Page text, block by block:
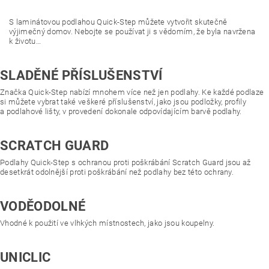
S laminátovou podlahou Quick-Step můžete vytvořit skutečně
výjimečný domov. Nebojte se používat ji s vědomím, že byla navržena
k životu…
SLADĚNÉ PŘÍSLUŠENSTVÍ
Značka Quick-Step nabízí mnohem více než jen podlahy. Ke každé podlaze
si můžete vybrat také veškeré příslušenství, jako jsou podložky, profily
a podlahové lišty, v provedení dokonale odpovídajícím barvě podlahy.
SCRATCH GUARD
Podlahy Quick-Step s ochranou proti poškrábání Scratch Guard jsou až
desetkrát odolnější proti poškrábání než podlahy bez této ochrany.
VODĚODOLNÉ
Vhodné k použití ve vlhkých místnostech, jako jsou koupelny.
UNICLIC